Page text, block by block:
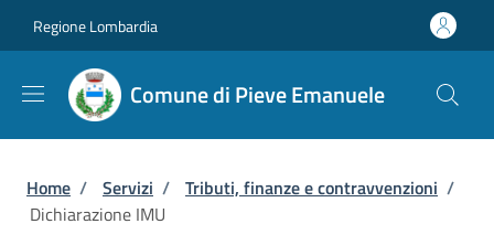
Regione Lombardia
Comune di Pieve Emanuele
Briciole di pane
Home / Servizi / Tributi, finanze e contravvenzioni /
Dichiarazione IMU